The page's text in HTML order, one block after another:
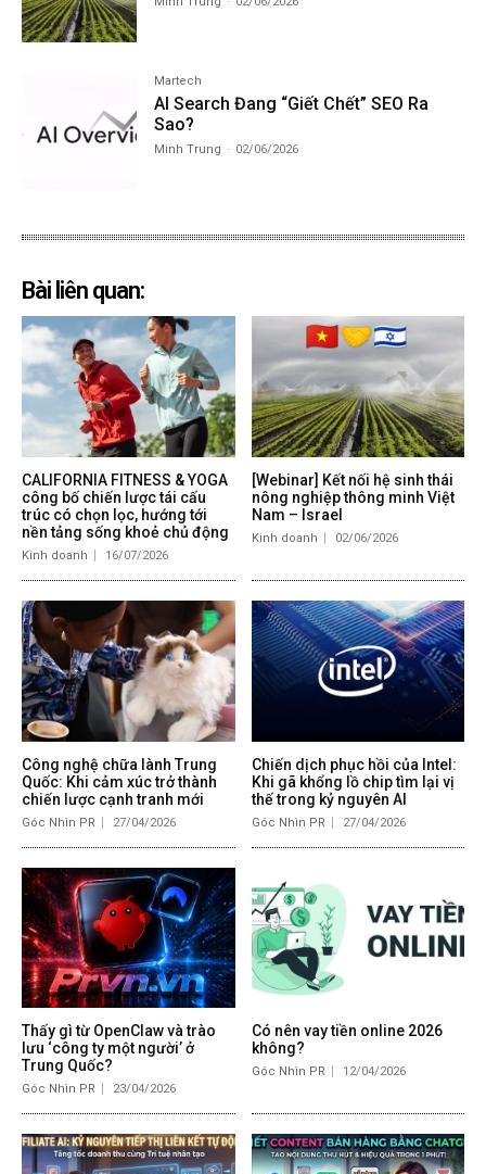
Martech
AI Search Đang “Giết Chết” SEO Ra
Sao?
Minh Trung - 02/06/2026
Bài liên quan:
CALIFORNIA FITNESS & YOGA
công bố chiến lược tái cấu
trúc có chọn lọc, hướng tới
nền tảng sống khoẻ chủ động
Kinh doanh 16/07/2026
[Webinar] Kết nối hệ sinh thái
nông nghiệp thông minh Việt
Nam – Israel
Kinh doanh 02/06/2026
Công nghệ chữa lành Trung
Quốc: Khi cảm xúc trở thành
chiến lược cạnh tranh mới
Góc Nhìn PR 27/04/2026
Chiến dịch phục hồi của Intel:
Khi gã khổng lồ chip tìm lại vị
thế trong kỷ nguyên AI
Góc Nhìn PR 27/04/2026
Thấy gì từ OpenClaw và trào
lưu ‘công ty một người’ ở
Trung Quốc?
Góc Nhìn PR 23/04/2026
Có nên vay tiền online 2026
không?
Góc Nhìn PR 12/04/2026